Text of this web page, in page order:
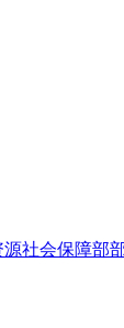
社会保障部